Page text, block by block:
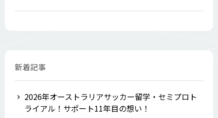
新着記事
2026年オーストラリアサッカー留学・セミプロト
ライアル！サポート11年目の想い！